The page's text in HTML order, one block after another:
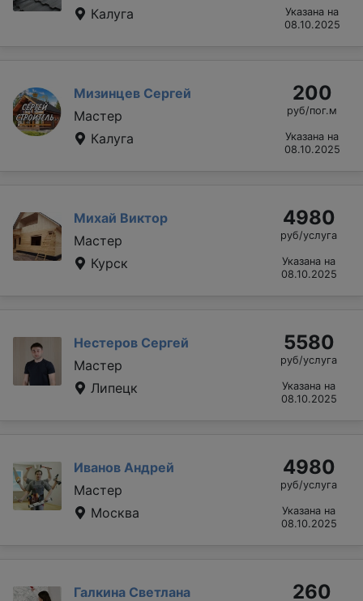
Калуга
Указана на
08.10.2025
Мизинцев Сергей
Мастер
Калуга
200
руб/пог.м
Указана на
08.10.2025
Михай Виктор
Мастер
Курск
4980
руб/услуга
Указана на
08.10.2025
Нестеров Сергей
Мастер
Липецк
5580
руб/услуга
Указана на
08.10.2025
Иванов Андрей
Мастер
Москва
4980
руб/услуга
Указана на
08.10.2025
Галкина Светлана
260